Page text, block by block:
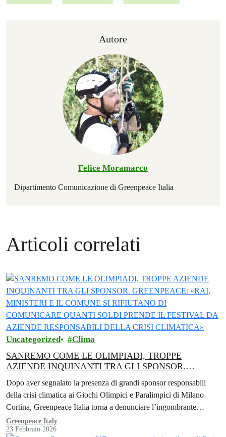
Autore
Felice Moramarco
Dipartimento Comunicazione di Greenpeace Italia
Articoli correlati
Uncategorized Clima
SANREMO COME LE OLIMPIADI, TROPPE
AZIENDE INQUINANTI TRA GLI SPONSOR.
RIFIUTANO DI COMUNICARE QUANTI SOLDI
PRENDE IL FESTIVAL DA AZIENDE RESPONSABILI
DELLA CRISI CLIMATICA»
Dopo aver segnalato la presenza di grandi sponsor responsabili
della crisi climatica ai Giochi Olimpici e Paralimpici di Milano
Cortina, Greenpeace Italia torna a denunciare l’ingombrante
presenza di Eni al Festival…
Greenpeace Italy
23 Febbraio 2026